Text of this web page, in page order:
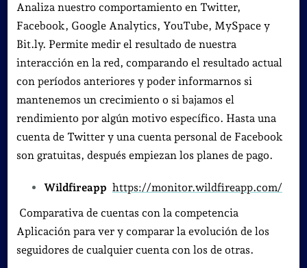
Analiza nuestro comportamiento en Twitter,
Facebook, Google Analytics, YouTube, MySpace y
Bit.ly. Permite medir el resultado de nuestra
interacción en la red, comparando el resultado actual
con períodos anteriores y poder informarnos si
mantenemos un crecimiento o si bajamos el
rendimiento por algún motivo específico. Hasta una
cuenta de Twitter y una cuenta personal de Facebook
son gratuitas, después empiezan los planes de pago.
Wildfireapp https://monitor.wildfireapp.com/
Comparativa de cuentas con la competencia
Aplicación para ver y comparar la evolución de los
seguidores de cualquier cuenta con los de otras.